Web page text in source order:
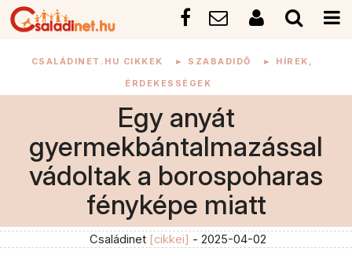
CSALÁDINET.HU CIKKEK ► SZABADIDŐ ► HÍREK,
ÉRDEKESSÉGEK
Egy anyát
gyermekbántalmazással
vádoltak a borospoharas
fényképe miatt
Családinet [cikkei] - 2025-04-02